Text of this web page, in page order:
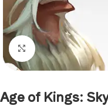
點擊放大
Age of Kings: